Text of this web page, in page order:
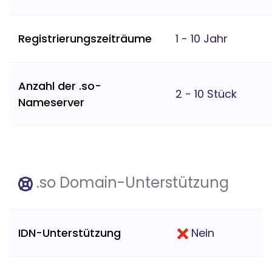
Registrierungszeiträume 1 - 10 Jahr
Anzahl der .so-
Nameserver
2 - 10 Stück
.so Domain-Unterstützung
IDN-Unterstützung Nein